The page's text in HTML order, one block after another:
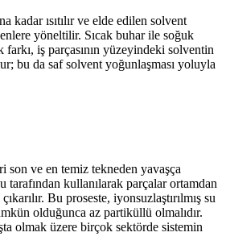
kadar ısıtılır ve elde edilen solvent
yöneltilir. Sıcak buhar ile soğuk
farkı, iş parçasının yüzeyindeki solventin
bu da saf solvent yoğunlaşması yoluyla
son ve en temiz tekneden yavaşça
kullanılarak parçalar ortamdan
Bu proseste, iyonsuzlaştırılmış su
olduğunca az partiküllü olmalıdır.
olmak üzere birçok sektörde sistemin